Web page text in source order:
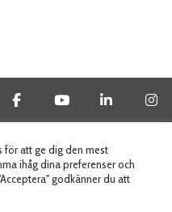
Reserved
för att ge dig den mest
ihåg dina preferenser och
godkänner du att